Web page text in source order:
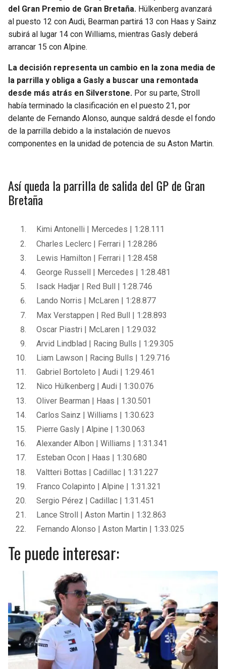
del Gran Premio de Gran Bretaña. Hülkenberg avanzará
al puesto 12 con Audi, Bearman partirá 13 con Haas y Sainz
subirá al lugar 14 con Williams, mientras Gasly deberá
arrancar 15 con Alpine.
La decisión representa un cambio en la zona media de
la parrilla y obliga a Gasly a buscar una remontada
desde más atrás en Silverstone. Por su parte, Stroll
había terminado la clasificación en el puesto 21, por
delante de Fernando Alonso, aunque saldrá desde el fondo
de la parrilla debido a la instalación de nuevos
componentes en la unidad de potencia de su Aston Martin.
Así queda la parrilla de salida del GP de Gran
Bretaña
Kimi Antonelli | Mercedes | 1:28.111
Charles Leclerc | Ferrari | 1:28.286
Lewis Hamilton | Ferrari | 1:28.458
George Russell | Mercedes | 1:28.481
Isack Hadjar | Red Bull | 1:28.746
Lando Norris | McLaren | 1:28.877
Max Verstappen | Red Bull | 1:28.893
Oscar Piastri | McLaren | 1:29.032
Arvid Lindblad | Racing Bulls | 1:29.305
Liam Lawson | Racing Bulls | 1:29.716
Gabriel Bortoleto | Audi | 1:29.461
Nico Hülkenberg | Audi | 1:30.076
Oliver Bearman | Haas | 1:30.501
Carlos Sainz | Williams | 1:30.623
Pierre Gasly | Alpine | 1:30.063
Alexander Albon | Williams | 1:31.341
Esteban Ocon | Haas | 1:30.680
Valtteri Bottas | Cadillac | 1:31.227
Franco Colapinto | Alpine | 1:31.321
Sergio Pérez | Cadillac | 1:31.451
Lance Stroll | Aston Martin | 1:32.863
Fernando Alonso | Aston Martin | 1:33.025
Te puede interesar: